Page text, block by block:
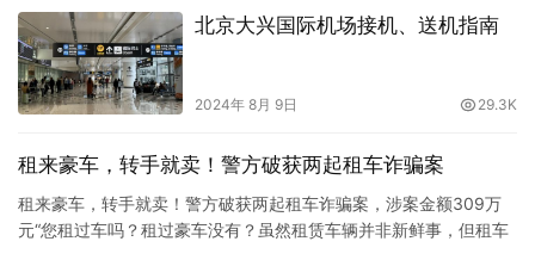
北京大兴国际机场接机、送机指南
2024年 8月 9日 29.3K
租来豪车，转手就卖！警方破获两起租车诈骗案
租来豪车，转手就卖！警方破获两起租车诈骗案，涉案金额309万
元“您租过车吗？租过豪车没有？虽然租赁车辆并非新鲜事，但租车